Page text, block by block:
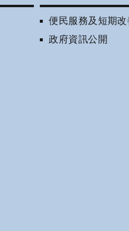
便民服務及短期
政府資訊公開